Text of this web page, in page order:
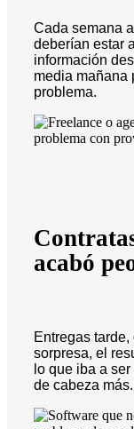
Cada semana
deberían estar
información
media mañana
problema.
acabó
Entregas
sorpresa, el
lo que iba a
de cabeza más.